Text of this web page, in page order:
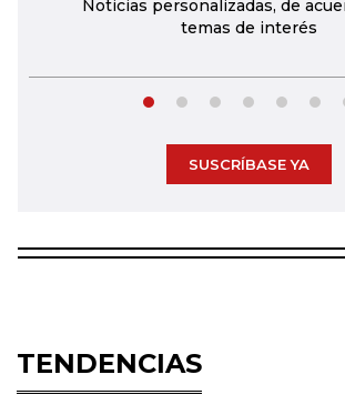
Noticias personalizadas, de
temas de interés
SUSCRÍBASE YA
TENDENCIAS